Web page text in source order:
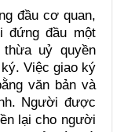
đầu cơ quan,
đứng đầu một
uỷ quyền
Việc giao ký
văn bản và
Người được
lại cho người